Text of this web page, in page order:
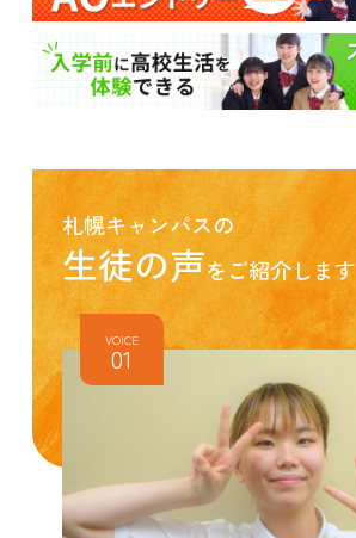
札幌キャンパスの
生徒の声をご紹介します
VOICE